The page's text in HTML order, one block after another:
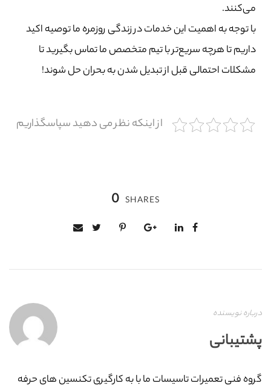
می‌کنند.
با توجه به اهمیت این خدمات در زندگی روزمره ما توصیه اکید
داریم تا هرچه سریع‌تر با تیم متخصص ما تماس بگیرید تا
مشکلات احتمالی قبل از تبدیل شدن به بحران حل شوند!
از اینکه نظر می دهید سپاسگذاریم
0 SHARES
درباره نویسنده
پشتیبانی
گروه فنی تعمیرات تاسیسات ما با به‌ کارگیری تکنسین های حرفه